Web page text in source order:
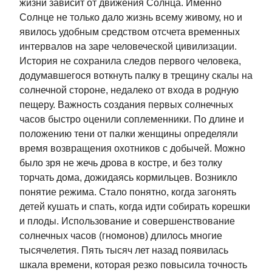
жизни зависит от движения Солнца. Именно
Солнце не только дало жизнь всему живому, но и
явилось удобным средством отсчета временных
интервалов на заре человеческой цивилизации.
История не сохранила следов первого человека,
додумавшегося воткнуть палку в трещину скалы на
солнечной стороне, недалеко от входа в родную
пещеру. Важность создания первых солнечных
часов быстро оценили соплеменники. По длине и
положению тени от палки женщины определяли
время возвращения охотников с добычей. Можно
было зря не жечь дрова в костре, и без толку
торчать дома, дожидаясь кормильцев. Возникло
понятие режима. Стало понятно, когда загонять
детей кушать и спать, когда идти собирать корешки
и плоды. Использование и совершенствование
солнечных часов (гномонов) длилось многие
тысячелетия. Пять тысяч лет назад появилась
шкала времени, которая резко повысила точность